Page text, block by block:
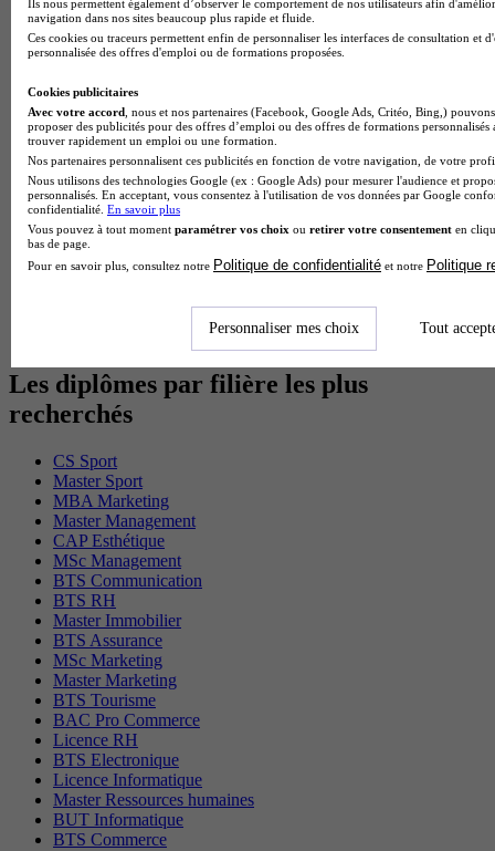
BTS Pi en alternance
BTS Sp3s en alternance
Master CCA en alternance
BTS Sam en alternance
Cap Fleuriste en alternance
BTS Sio en alternance
MSc Marketing Digital en alternance
BTS Gpme en alternance
Cap Electricien en alternance
BTS Gpn en alternance
BTS Domotique en alternance
BAC Pro Agora en alternance
BTS Sta en alternance
Les diplômes par filière les plus
recherchés
CS Sport
Master Sport
MBA Marketing
Master Management
CAP Esthétique
MSc Management
BTS Communication
BTS RH
Master Immobilier
BTS Assurance
MSc Marketing
Master Marketing
BTS Tourisme
BAC Pro Commerce
Licence RH
BTS Electronique
Licence Informatique
Master Ressources humaines
BUT Informatique
BTS Commerce
Ils nous permettent également d’observer le comportement de nos utilisateurs afin
navigation dans nos sites beaucoup plus rapide et fluide.
Ces cookies ou traceurs permettent enfin de personnaliser les interfaces de consultation et
personnalisée des offres d'emploi ou de formations proposées.
Cookies publicitaires
Avec votre accord , nous et nos partenaires (Facebook, Google Ads, Critéo, Bing,)
proposer des publicités pour des offres d’emploi ou des offres de formations
trouver rapidement un emploi ou une formation.
Nos partenaires personnalisent ces publicités en fonction de votre navigation, de votre
Nous utilisons des technologies Google (ex : Google Ads) pour mesurer l'audience et
personnalisés. En acceptant, vous consentez à l'utilisation de vos données par Google
confidentialité. En savoir plus
Vous pouvez à tout moment paramétrer vos choix ou retirer votre consentement en
bas de page.
Pour en savoir plus, consultez notre Politique de confidentialité et notre Politique
Personnaliser mes choix Tout